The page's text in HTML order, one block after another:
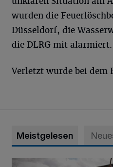
wurden die
Düsseldorf, die
die DLRG mit alarmiert.
Verletzt wurde bei dem
Meistgelesen